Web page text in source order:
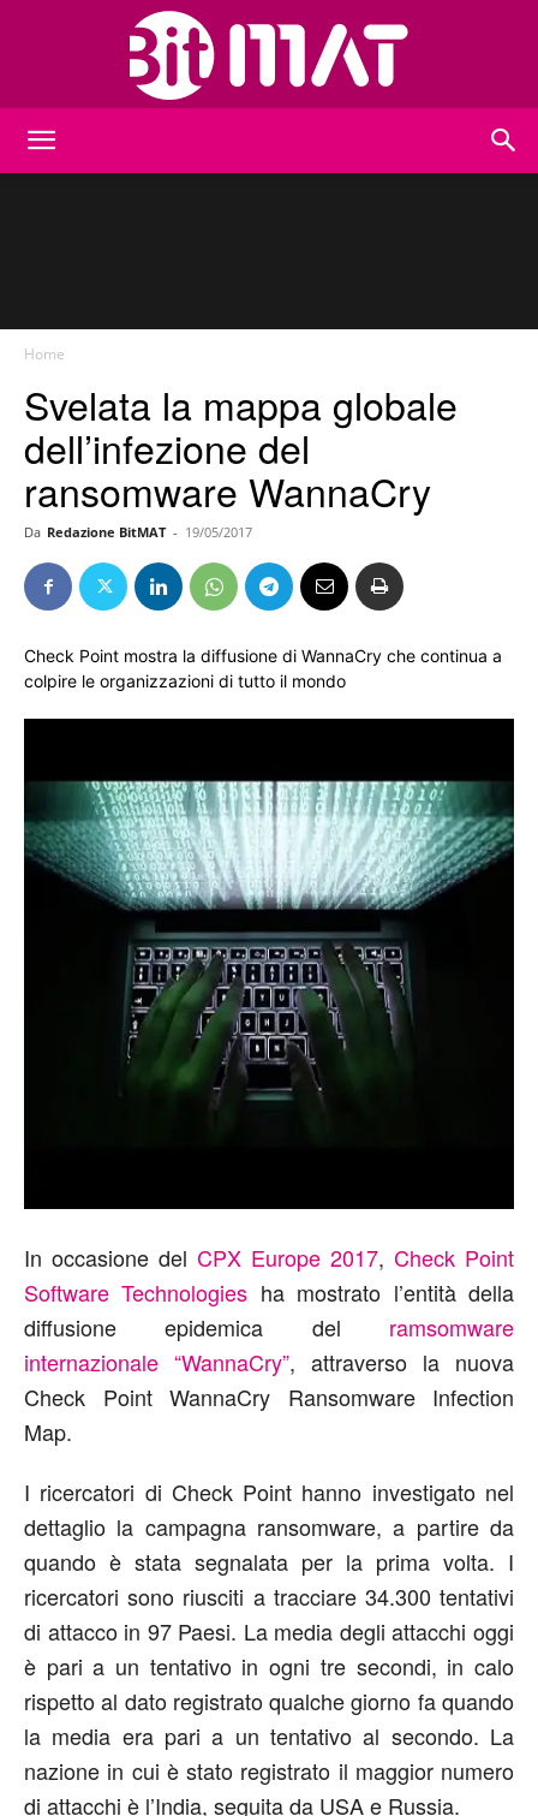
Home
Svelata la mappa globale
dell’infezione del
ransomware WannaCry
Da Redazione BitMAT - 19/05/2017
Check Point mostra la diffusione di WannaCry che continua a
colpire le organizzazioni di tutto il mondo
In occasione del CPX Europe 2017, Check Point
Software Technologies ha mostrato l’entità della
diffusione epidemica del ramsomware
internazionale “WannaCry”, attraverso la nuova
Check Point WannaCry Ransomware Infection
Map.
I ricercatori di Check Point hanno investigato nel
dettaglio la campagna ransomware, a partire da
quando è stata segnalata per la prima volta. I
ricercatori sono riusciti a tracciare 34.300 tentativi
di attacco in 97 Paesi. La media degli attacchi oggi
è pari a un tentativo in ogni tre secondi, in calo
rispetto al dato registrato qualche giorno fa quando
la media era pari a un tentativo al secondo. La
nazione in cui è stato registrato il maggior numero
di attacchi è l’India, seguita da USA e Russia.